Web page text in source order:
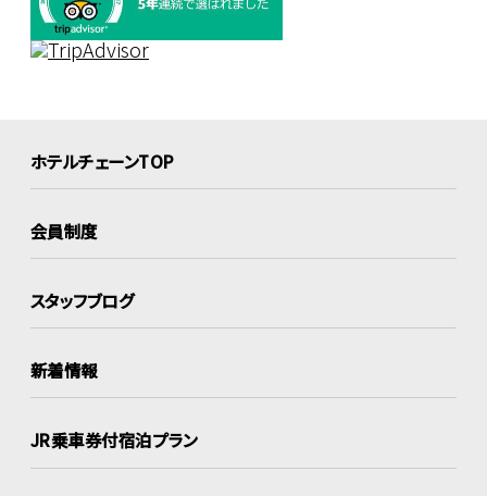
ホテルチェーンTOP
会員制度
スタッフブログ
新着情報
JR乗車券付宿泊プラン